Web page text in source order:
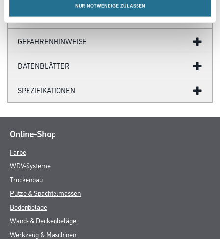
NUR NOTWENDIGE ZULASSEN
ZUSATZINFOS
GEFAHRENHINWEISE
DATENBLÄTTER
SPEZIFIKATIONEN
Online-Shop
Farbe
WDV-Systeme
Trockenbau
Putze & Spachtelmassen
Bodenbeläge
Wand- & Deckenbeläge
Werkzeug & Maschinen